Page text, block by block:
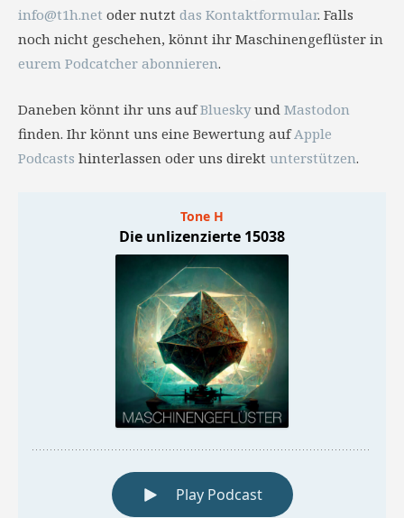
info@t1h.net oder nutzt das Kontaktformular. Falls
noch nicht geschehen, könnt ihr Maschinengeflüster in
eurem Podcatcher abonnieren.
Daneben könnt ihr uns aufBlueskyund Mastodon
finden. Ihr könnt uns eine Bewertung aufApple
Podcasts hinterlassen oder uns direkt unterstützen.